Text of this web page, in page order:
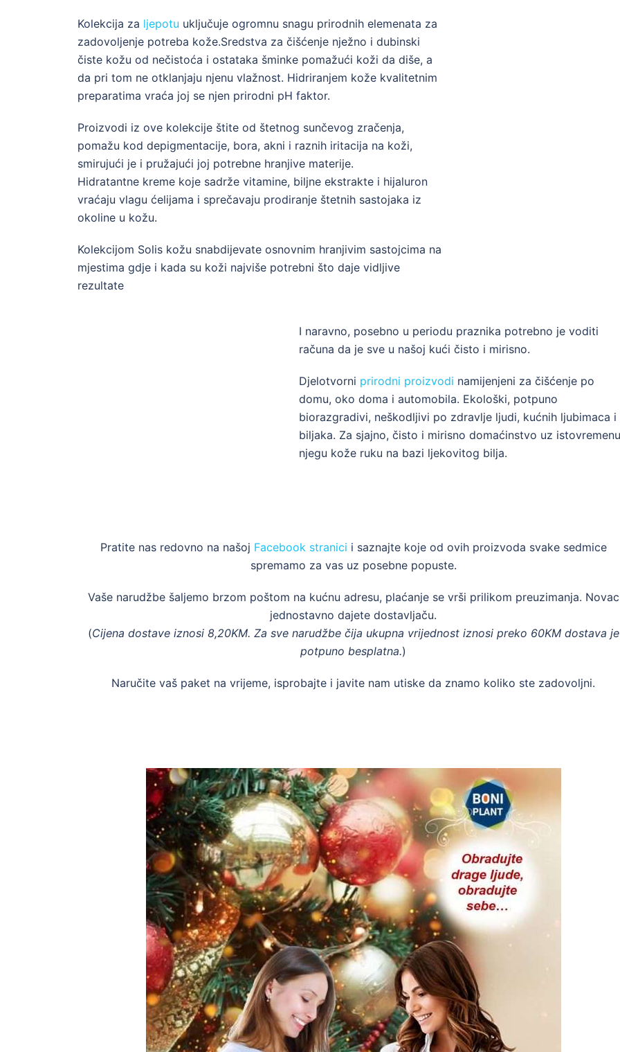
Kolekcija za ljepotu uključuje ogromnu snagu prirodnih elemenata za
zadovoljenje potreba kože.Sredstva za čišćenje nježno i dubinski
čiste kožu od nečistoća i ostataka šminke pomažući koži da diše, a
da pri tom ne otklanjaju njenu vlažnost. Hidriranjem kože kvalitetnim
preparatima vraća joj se njen prirodni pH faktor.
Proizvodi iz ove kolekcije štite od štetnog sunčevog zračenja,
pomažu kod depigmentacije, bora, akni i raznih iritacija na koži,
smirujući je i pružajući joj potrebne hranjive materije.
Hidratantne kreme koje sadrže vitamine, biljne ekstrakte i hijaluron
vraćaju vlagu ćelijama i sprečavaju prodiranje štetnih sastojaka iz
okoline u kožu.
Kolekcijom Solis kožu snabdijevate osnovnim hranjivim sastojcima na
mjestima gdje i kada su koži najviše potrebni što daje vidljive
rezultate
I naravno, posebno u periodu praznika potrebno je voditi
računa da je sve u našoj kući čisto i mirisno.
Djelotvorni prirodni proizvodi namijenjeni za čišćenje po
domu, oko doma i automobila. Ekološki, potpuno
biorazgradivi, neškodljivi po zdravlje ljudi, kućnih ljubimaca i
biljaka. Za sjajno, čisto i mirisno domaćinstvo uz istovremenu
njegu kože ruku na bazi ljekovitog bilja.
Pratite nas redovno na našoj Facebook stranici i saznajte koje od ovih proizvoda svake sedmice
spremamo za vas uz posebne popuste.
Vaše narudžbe šaljemo brzom poštom na kućnu adresu, plaćanje se vrši prilikom preuzimanja. Novac
jednostavno dajete dostavljaču.
(Cijena dostave iznosi 8,20KM. Za sve narudžbe čija ukupna vrijednost iznosi preko 60KM dostava je
potpuno besplatna.)
Naručite vaš paket na vrijeme, isprobajte i javite nam utiske da znamo koliko ste zadovoljni.